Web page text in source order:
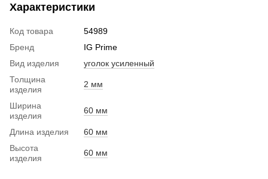
Характеристики
Код товара
54989
Бренд
IG Prime
Вид изделия
уголок усиленный
Толщина
изделия
2 мм
Ширина
изделия
60 мм
Длина изделия
60 мм
Высота
изделия
60 мм